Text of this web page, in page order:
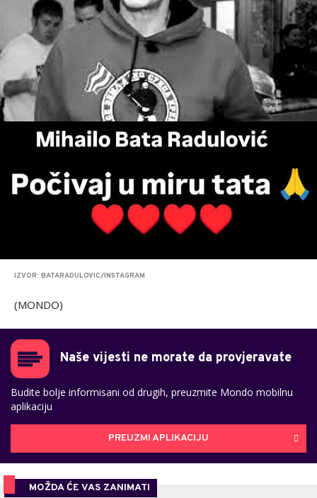
IZVOR: BATARADULOVIC/INSTAGRAM
(MONDO)
Naše vijesti ne morate da provjeravate
Budite bolje informisani od drugih, preuzmite Mondo mobilnu
aplikaciju
PREUZMI APLIKACIJU
MOŽDA ĆE VAS ZANIMATI